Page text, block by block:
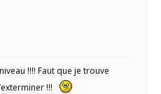
!!!! Faut que je trouve
!!!